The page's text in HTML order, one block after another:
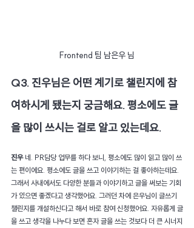
Frontend 팀 남은우 님
Q3. 진우님은 어떤 계기로 챌린지에 참
여하시게 됐는지 궁금해요. 평소에도 글
을 많이 쓰시는 걸로 알고 있는데요.
진우 네. PR담당 업무를 하다 보니, 평소에도 많이 읽고 많이 쓰
는 편이에요. 평소에도 글을 쓰고 이야기하는 걸 좋아하는데요.
그래서 사내에서도 다양한 분들과 이야기하고 글을 써보는 기회
가 있으면 좋겠다고 생각했어요. 그러던 차에 은우님이 글쓰기
챌린지를 개설하신다고 해서 바로 참여 신청했어요. 자유롭게 글
을 쓰고 생각을 나누다 보면 혼자 글을 쓰는 것보다 더 큰 시너지